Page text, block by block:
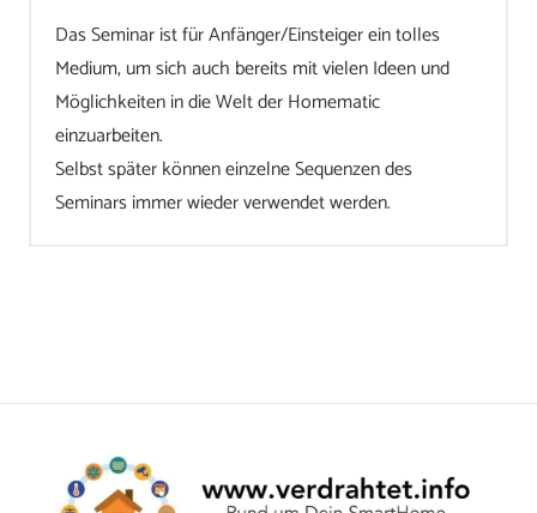
Das Seminar ist für Anfänger/Einsteiger ein tolles
Medium, um sich auch bereits mit vielen Ideen und
Möglichkeiten in die Welt der Homematic
einzuarbeiten.
Selbst später können einzelne Sequenzen des
Seminars immer wieder verwendet werden.